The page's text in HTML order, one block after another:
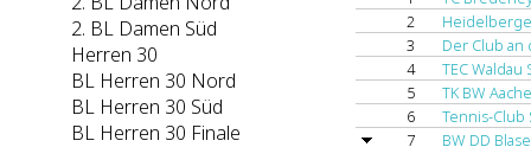
2. BL Damen Süd
Herren 30
BL Herren 30 Nord
BL Herren 30 Süd
BL Herren 30 Finale
2
3
Der Club
4
TEC Waldau
5
TK BW
6
Tennis-Club
7
BW DD